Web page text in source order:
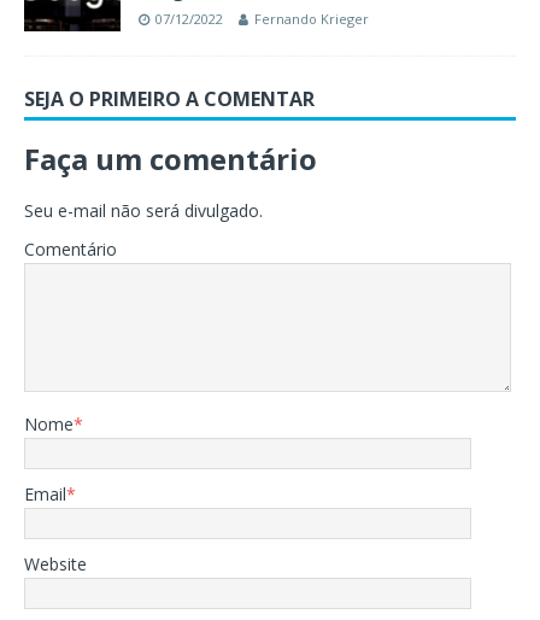
07/12/2022 Fernando Krieger
SEJA O PRIMEIRO A COMENTAR
Faça um comentário
Seu e-mail não será divulgado.
Comentário
Nome*
Email*
Website